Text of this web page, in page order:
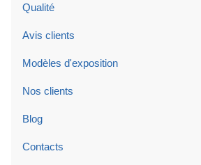
Qualité
Avis clients
Modèles d'exposition
Nos clients
Blog
Contacts